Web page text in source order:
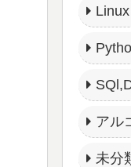
Linux
アル
未分